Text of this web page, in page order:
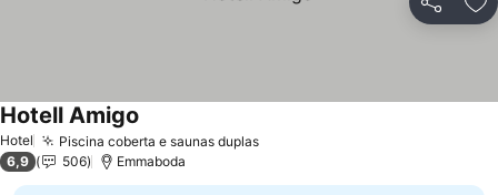
Partilhar
Hotel Piscina coberta e saunas duplas
Hotell Amigo
6,9 506 Emmaboda